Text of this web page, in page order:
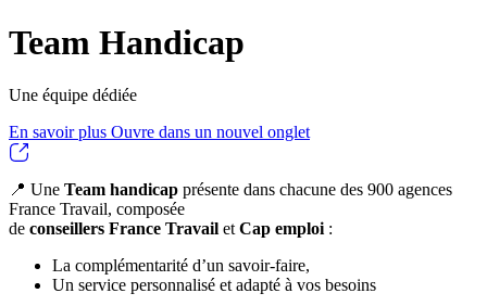
Team Handicap
Une équipe dédiée
En savoir plus Ouvre dans un nouvel onglet
📍 Une Team handicap présente dans chacune des 900 agences
France Travail, composée
de conseillers France Travail et Cap emploi :
La complémentarité d’un savoir-faire,
Un service personnalisé et adapté à vos besoins